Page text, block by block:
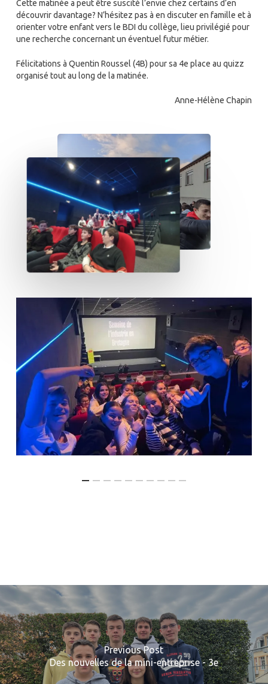
Cette matinée a peut être suscité l’envie chez certains d’en
découvrir davantage? N’hésitez pas à en discuter en famille et à
orienter votre enfant vers le BDI du collège, lieu privilégié pour
une recherche concernant un éventuel futur métier.
Félicitations à Quentin Roussel (4B) pour sa 4e place au quizz
organisé tout au long de la matinée.
Anne-Hélène Chapin
Previous Post
Des nouvelles de la mini-entreprise - 3e